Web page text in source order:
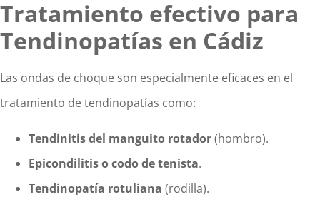
Tratamiento efectivo para
Tendinopatías en Cádiz
Las ondas de choque son especialmente eficaces en el
tratamiento de tendinopatías como:
Tendinitis del manguito rotador(hombro).
Epicondilitis o codo de tenista.
Tendinopatía rotuliana (rodilla).